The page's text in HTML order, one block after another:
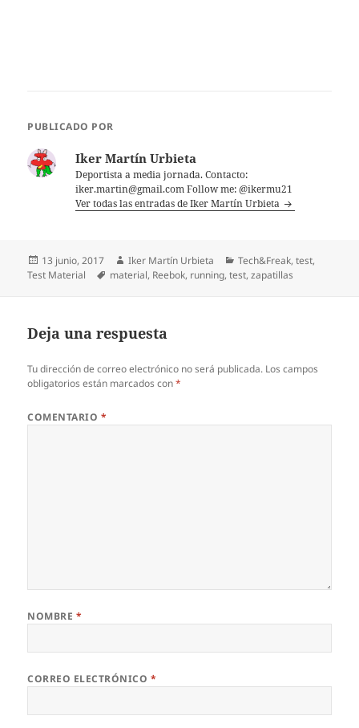
PUBLICADO POR
Iker Martín Urbieta
Deportista a media jornada. Contacto:
iker.martin@gmail.com Follow me: @ikermu21
Ver todas las entradas de Iker Martín Urbieta
Publicado
el
13 junio, 2017 Autor
Iker Martín Urbieta Categorías
Tech&Freak,test,
Test Material
Etiquetas
material, Reebok, running,test,zapatillas
Deja una respuesta
Tu dirección de correo electrónico no será publicada. Los campos
obligatorios están marcados con*
COMENTARIO *
NOMBRE *
CORREO ELECTRÓNICO *